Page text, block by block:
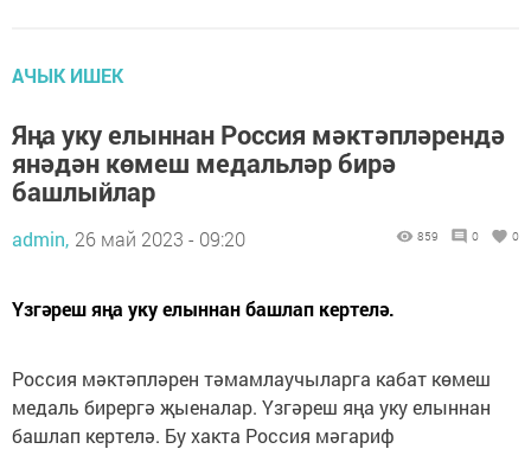
АЧЫК ИШЕК
Яңа уку елыннан Россия мәктәпләрендә
янәдән көмеш медальләр бирә
башлыйлар
admin, 26 май 2023 - 09:20 859 0 0
Үзгәреш яңа уку елыннан башлап кертелә.
Россия мәктәпләрен тәмамлаучыларга кабат көмеш
медаль бирергә җыеналар. Үзгәреш яңа уку елыннан
башлап кертелә. Бу хакта Россия мәгариф